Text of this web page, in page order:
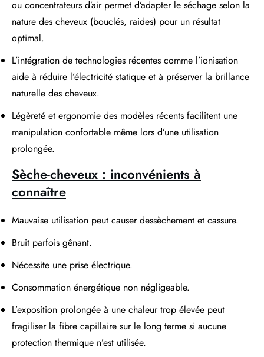
ou concentrateurs d’air permet d’adapter le séchage selon la
nature des cheveux (bouclés, raides) pour un résultat
optimal.
L’intégration de technologies récentes comme l’ionisation
aide à réduire l’électricité statique et à préserver la brillance
naturelle des cheveux.
Légèreté et ergonomie des modèles récents facilitent une
manipulation confortable même lors d’une utilisation
prolongée.
Sèche-cheveux : inconvénients à
connaître
Mauvaise utilisation peut causer dessèchement et cassure.
Bruit parfois gênant.
Nécessite une prise électrique.
Consommation énergétique non négligeable.
L’exposition prolongée à une chaleur trop élevée peut
fragiliser la fibre capillaire sur le long terme si aucune
protection thermique n’est utilisée.